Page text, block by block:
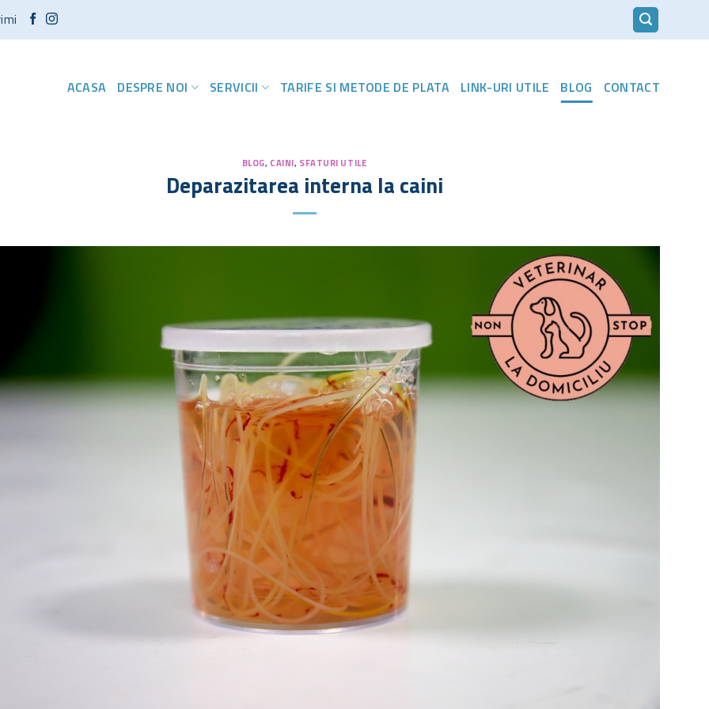
ACASA DESPRE NOI SERVICII TARIFE SI METODE DE PLATA LINK-URI UTILE BLOG CONTACT
BLOG, CAINI, SFATURI UTILE
Deparazitarea interna la caini